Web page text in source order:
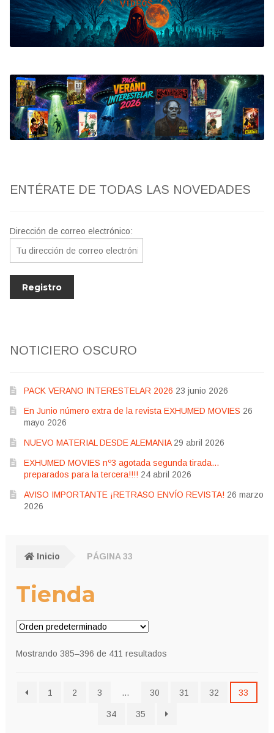
Bluray
Clasificada S
artwork
fantaterror
Jesús Franco
ENTÉRATE DE TODAS LAS NOVEDADES
Dirección de correo electrónico:
NOTICIERO OSCURO
PACK VERANO INTERESTELAR 2026 23 junio 2026
En Junio número extra de la revista EXHUMED MOVIES 26
mayo 2026
NUEVO MATERIAL DESDE ALEMANIA 29 abril 2026
EXHUMED MOVIES nº3 agotada segunda tirada…
preparados para la tercera!!!! 24 abril 2026
AVISO IMPORTANTE ¡RETRASO ENVÍO REVISTA! 26 marzo
2026
Inicio PÁGINA 33
Tienda
Mostrando 385–396 de 411 resultados
1 2 3 … 30 31 32 33
34 35